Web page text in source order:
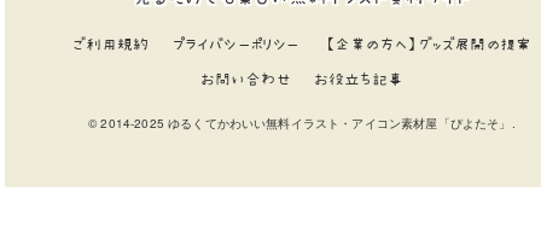
ご利用規約 プライバシーポリシー 【企業の方へ】グッズ展開の提案
お問い合わせ お役立ち記事
© 2014-2025 ゆるくてかわいい無料イラスト・アイコン素材屋「ぴよたそ」.